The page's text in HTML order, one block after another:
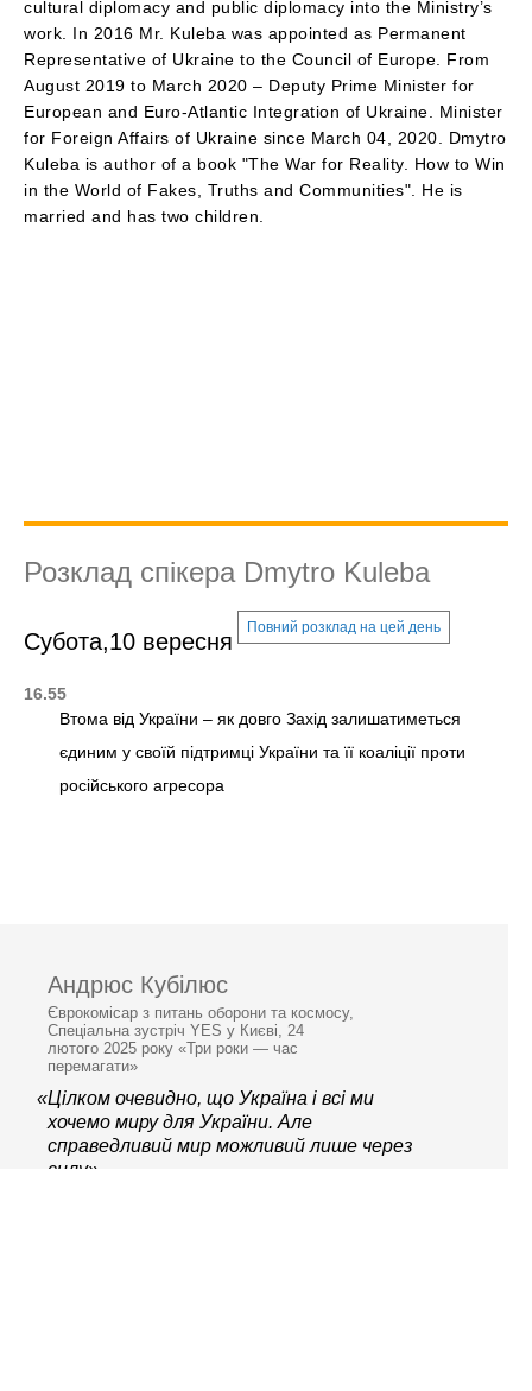
cultural diplomacy and public diplomacy into the Ministry’s
work. In 2016 Mr. Kuleba was appointed as Permanent
Representative of Ukraine to the Council of Europe. From
August 2019 to March 2020 – Deputy Prime Minister for
European and Euro-Atlantic Integration of Ukraine. Minister
for Foreign Affairs of Ukraine since March 04, 2020. Dmytro
Kuleba is author of a book "The War for Reality. How to Win
in the World of Fakes, Truths and Communities". He is
married and has two children.
Розклад спікера Dmytro Kuleba
Субота,10 вересня
Повний розклад на цей день
16.55
Втома від України – як довго Захід залишатиметься
єдиним у своїй підтримці України та її коаліції проти
російського агресора
Андрюс Кубілюс
Єврокомісар з питань оборони та космосу,
Спеціальна зустріч YES у Києві, 24
лютого 2025 року «Три роки — час
перемагати»
«Цілком очевидно, що Україна і всі ми
хочемо миру для України. Але
справедливий мир можливий лише через
силу»